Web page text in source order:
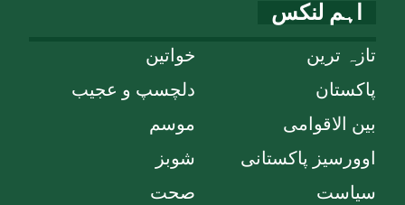
اہم لنکس
خواتین
دلچسپ و عجیب
موسم
شوبز
صحت
تازہ ترین
پاکستان
بین الاقوامی
اوورسیز پاکستانی
سیاست